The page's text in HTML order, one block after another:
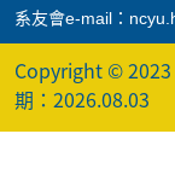
系友會e-mail：
Copyright ©
期：2026.08.03